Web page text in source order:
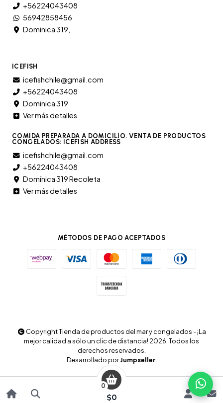
0
$0
+56224043408
56942858456
Dominica 319,
ICEFISH
icefishchile@gmail.com
+56224043408
Dominica 319
Ver más detalles
COMIDA PREPARADA A DOMICILIO. VENTA DE PRODUCTOS
CONGELADOS: ICEFISH ADDRESS
icefishchile@gmail.com
+56224043408
Domínica 319 Recoleta
Ver más detalles
MÉTODOS DE PAGO ACEPTADOS
Copyright Tienda de productos del mar y congelados - ¡La
mejor calidad a sólo un clic de distancia! 2026. Todos los
derechos reservados.
Desarrollado porJumpseller.